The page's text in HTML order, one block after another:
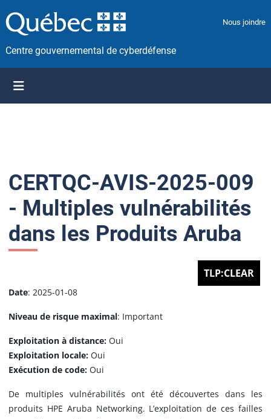
a
s
e
u
Nous joindre
Centre gouvernemental de cyberdéfense
CERTQC-AVIS-2025-009
- Multiples vulnérabilités
dans les Produits Aruba
TLP:CLEAR
Date: 2025-01-08
Niveau de risque maximal: Important
Exploitation à distance: Oui
Exploitation locale: Oui
Exécution de code: Oui
De multiples vulnérabilités ont été découvertes dans les
produits HPE Aruba Networking. L’exploitation de ces failles